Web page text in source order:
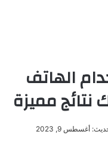
الهاتف
مميزة
أغسطس 9, 2023